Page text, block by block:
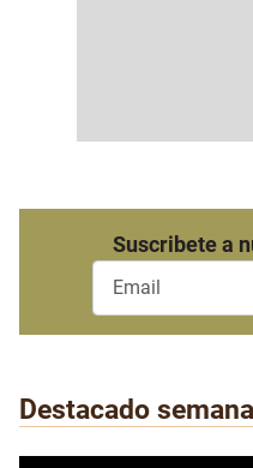
Suscribete a
Destacado